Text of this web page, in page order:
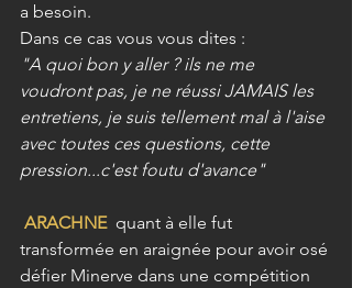
a besoin.
Dans ce cas vous vous dites :
"A quoi bon y aller ? ils ne me
voudront pas, je ne réussi JAMAIS les
entretiens, je suis tellement mal à l'aise
avec toutes ces questions, cette
pression...c'est foutu d'avance"
ARACHNE quant à elle fut
transformée en araignée pour avoir osé
défier Minerve dans une compétition